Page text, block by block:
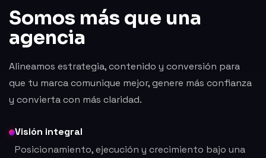
Somos más que una
agencia
Alineamos estrategia, contenido y conversión para
que tu marca comunique mejor, genere más confianza
y convierta con más claridad.
Visión integral
Posicionamiento, ejecución y crecimiento bajo una